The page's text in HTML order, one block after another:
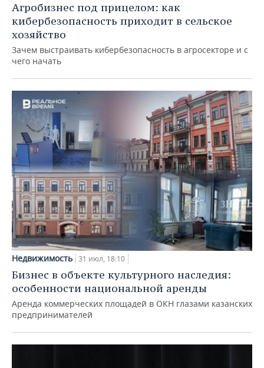
Агробизнес под прицелом: как
кибербезопасность приходит в сельское
хозяйство
Зачем выстраивать кибербезопасность в агросекторе и с
чего начать
Недвижимость 31 июл, 18:10
Бизнес в объекте культурного наследия:
особенности национальной аренды
Аренда коммерческих площадей в ОКН глазами казанских
предпринимателей